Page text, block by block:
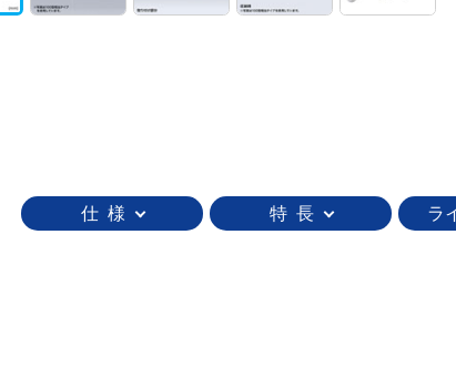
仕 様 特 長 ラ